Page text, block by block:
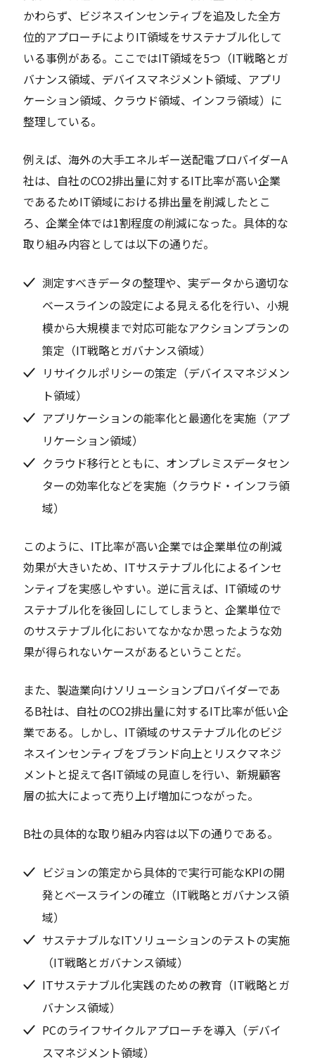
かわらず、ビジネスインセンティブを追及した全方
位的アプローチによりIT領域をサステナブル化して
いる事例がある。ここではIT領域を5つ（IT戦略とガ
バナンス領域、デバイスマネジメント領域、アプリ
ケーション領域、クラウド領域、インフラ領域）に
整理している。
例えば、海外の大手エネルギー送配電プロバイダーA
社は、自社のCO2排出量に対するIT比率が高い企業
であるためIT領域における排出量を削減したとこ
ろ、企業全体では1割程度の削減になった。具体的な
取り組み内容としては以下の通りだ。
測定すべきデータの整理や、実データから適切な
ベースラインの設定による見える化を行い、小規
模から大規模まで対応可能なアクションプランの
策定（IT戦略とガバナンス領域）
リサイクルポリシーの策定（デバイスマネジメン
ト領域）
アプリケーションの能率化と最適化を実施（アプ
リケーション領域）
クラウド移行とともに、オンプレミスデータセン
ターの効率化などを実施（クラウド・インフラ領
域）
このように、IT比率が高い企業では企業単位の削減
効果が大きいため、ITサステナブル化によるインセ
ンティブを実感しやすい。逆に言えば、IT領域のサ
ステナブル化を後回しにしてしまうと、企業単位で
のサステナブル化においてなかなか思ったような効
果が得られないケースがあるということだ。
また、製造業向けソリューションプロバイダーであ
るB社は、自社のCO2排出量に対するIT比率が低い企
業である。しかし、IT領域のサステナブル化のビジ
ネスインセンティブをブランド向上とリスクマネジ
メントと捉えて各IT領域の見直しを行い、新規顧客
層の拡大によって売り上げ増加につながった。
B社の具体的な取り組み内容は以下の通りである。
ビジョンの策定から具体的で実行可能なKPIの開
発とベースラインの確立（IT戦略とガバナンス領
域）
サステナブルなITソリューションのテストの実施
（IT戦略とガバナンス領域）
ITサステナブル化実践のための教育（IT戦略とガ
バナンス領域）
PCのライフサイクルアプローチを導入（デバイ
スマネジメント領域）